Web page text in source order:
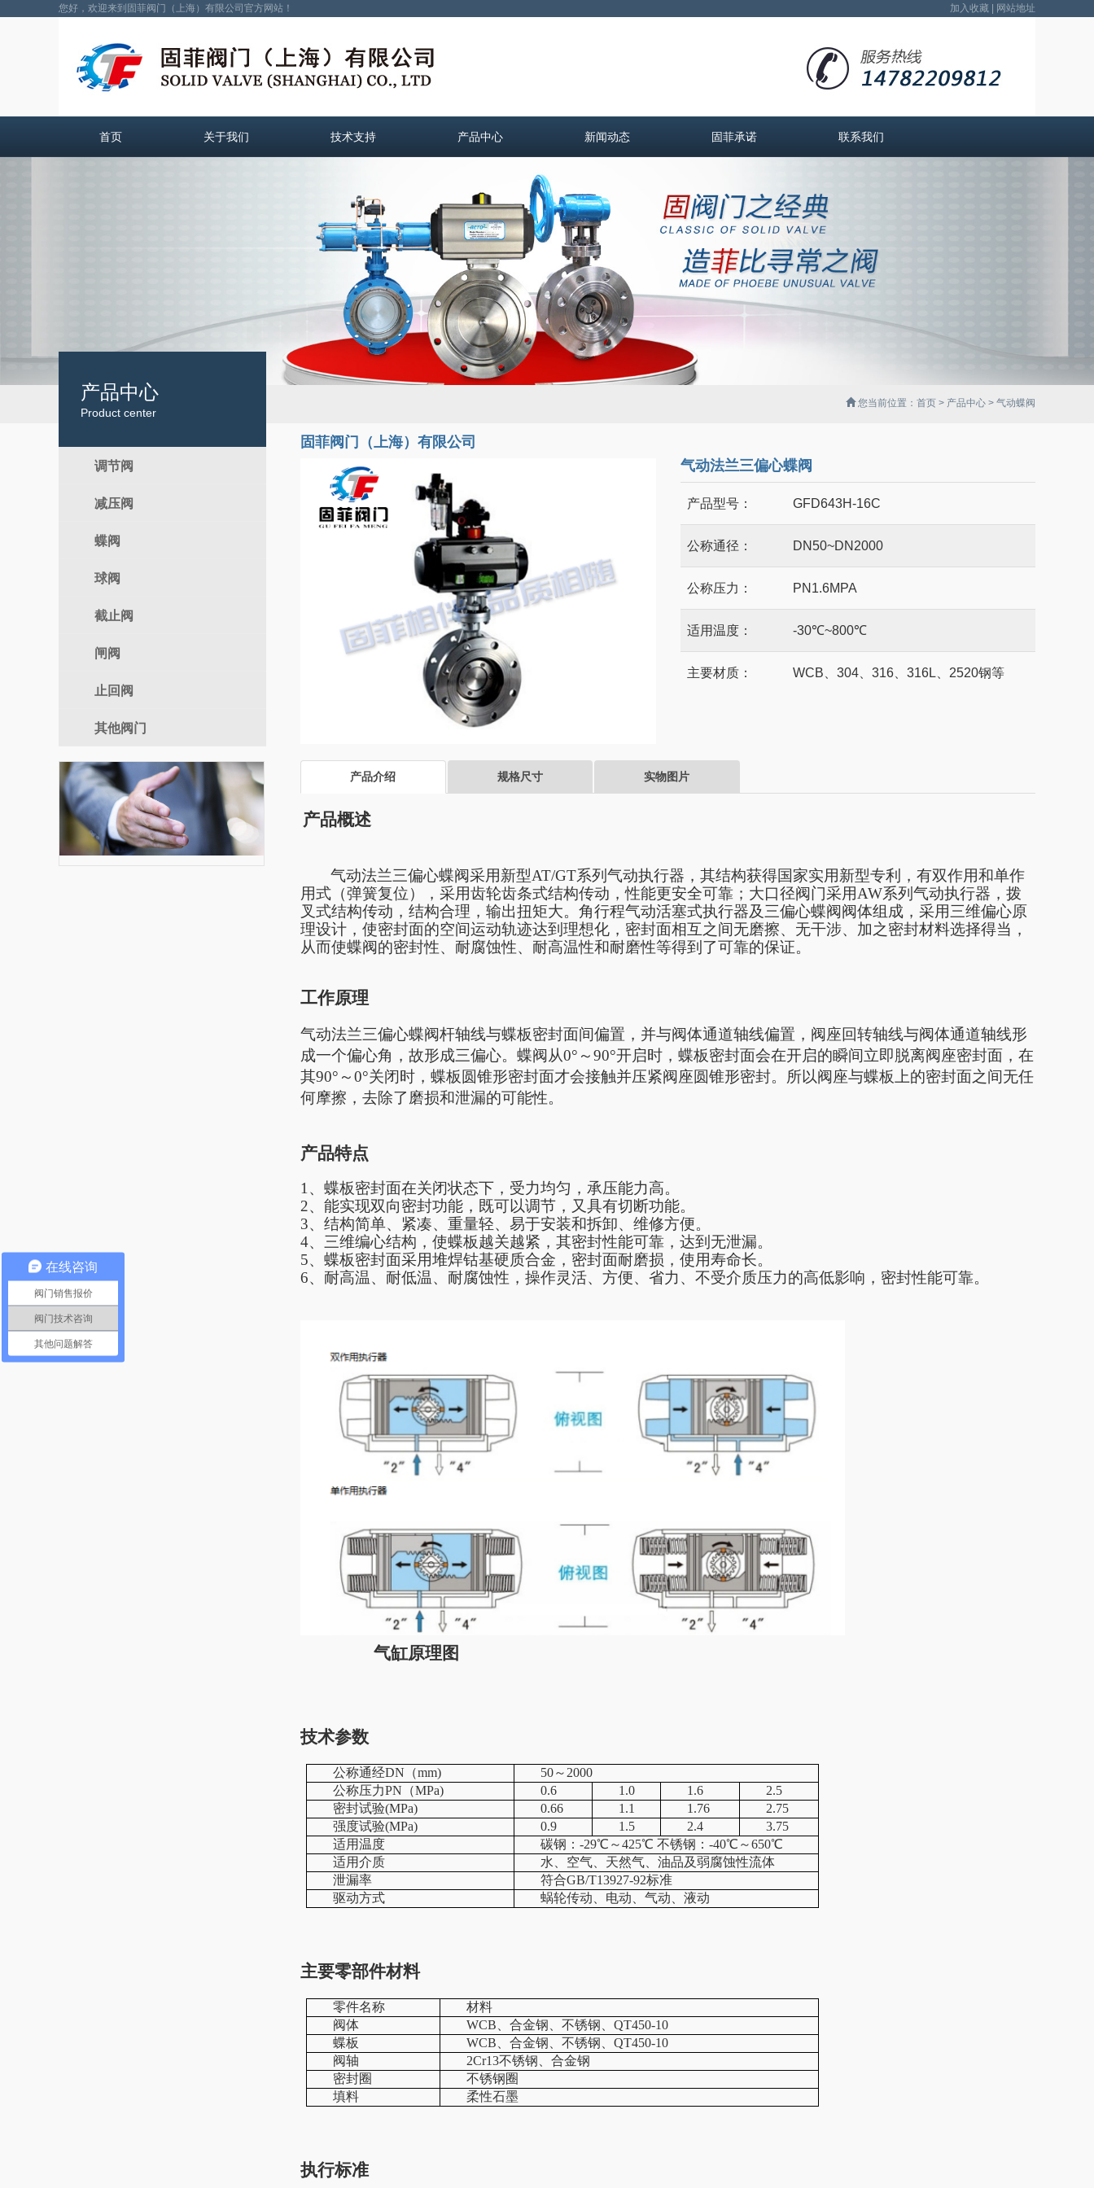
您好，欢迎来到固菲阀门（上海）有限公司官方网站！ 加入收藏 网站地址
首页 关于我们 技术支持 产品中心 新闻动态 固菲承诺 联系我们
产品中心
Product center
调节阀
电动调节阀
气动调节阀
减压阀
蝶阀
电动蝶阀
气动蝶阀
球阀
电动球阀
气动球阀
截止阀
电动截止阀
气动截止阀
闸阀
电动闸阀
气动闸阀
止回阀
其他阀门
您当前位置： 首页 > 产品中心 > 气动蝶阀
固菲阀门（上海）有限公司
气动法兰三偏心蝶阀
产品型号： GFD643H-16C
公称通径： DN50~DN2000
公称压力： PN1.6MPA
适用温度： -30℃~800℃
主要材质： WCB、304、316、316L、2520钢等
产品介绍 规格尺寸 实物图片
产品概述
气动法兰三偏心蝶阀采用新型AT/GT系列气动执行器，其结构获得国家实用新型专利，有双作用和单作
用式（弹簧复位），采用齿轮齿条式结构传动，性能更安全可靠；大口径阀门采用AW系列气动执行器，拨
叉式结构传动，结构合理，输出扭矩大。角行程气动活塞式执行器及三偏心蝶阀阀体组成，采用三维偏心原
理设计，使密封面的空间运动轨迹达到理想化，密封面相互之间无磨擦、无干涉、加之密封材料选择得当，
从而使蝶阀的密封性、耐腐蚀性、耐高温性和耐磨性等得到了可靠的保证。
工作原理
气动法兰三偏心蝶阀杆轴线与蝶板密封面间偏置，并与阀体通道轴线偏置，阀座回转轴线与阀体通道轴线形
成一个偏心角，故形成三偏心。蝶阀从0°～90°开启时，蝶板密封面会在开启的瞬间立即脱离阀座密封面，在
其90°～0°关闭时，蝶板圆锥形密封面才会接触并压紧阀座圆锥形密封。所以阀座与蝶板上的密封面之间无任
何摩擦，去除了磨损和泄漏的可能性。
产品特点
1、 蝶板密封面在关闭状态下，受力均匀，承压能力高。
2、能实现双向密封功能，既可以调节，又具有切断功能。
3、结构简单、紧凑、重量轻、易于安装和拆卸、维修方便。
4、三维编心结构，使蝶板越关越紧，其密封性能可靠，达到无泄漏。
5、蝶板密封面采用堆焊钴基硬质合金，密封面耐磨损，使用寿命长。
6、耐高温、耐低温、耐腐蚀性，操作灵活、方便、省力、不受介质压力的高低影响，密封性能可靠。
气缸原理图
技术参数
公称通经DN（mm)
50～2000
公称压力PN（MPa)
0.6 1.0 1.6
2.5
密封试验(MPa)
0.66 1.1 1.76
2.75
强度试验(MPa)
0.9 1.5 2.4
3.75
适用温度
碳钢：-29℃～425℃ 不锈钢：-40℃～650℃
适用介质
水、空气、天然气、油品及弱腐蚀性流体
泄漏率
符合GB/T13927-92标准
驱动方式
蜗轮传动、电动、气动、液动
主要零部件材料
零件名称
材料
阀体
WCB、合金钢、不锈钢、QT450-10
蝶板
WCB、合金钢、不锈钢、QT450-10
阀轴
2Cr13不锈钢、合金钢
密封圈
不锈钢圈
填料
柔性石墨
执行标准
在线咨询
阀门销售报价
阀门技术咨询
其他问题解答